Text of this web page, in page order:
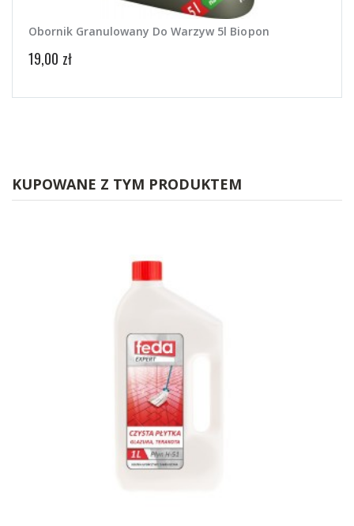
Obornik Granulowany Do Warzyw 5l Biopon
19,00 zł
KUPOWANE Z TYM PRODUKTEM